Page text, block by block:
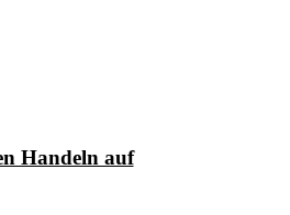
Handeln auf